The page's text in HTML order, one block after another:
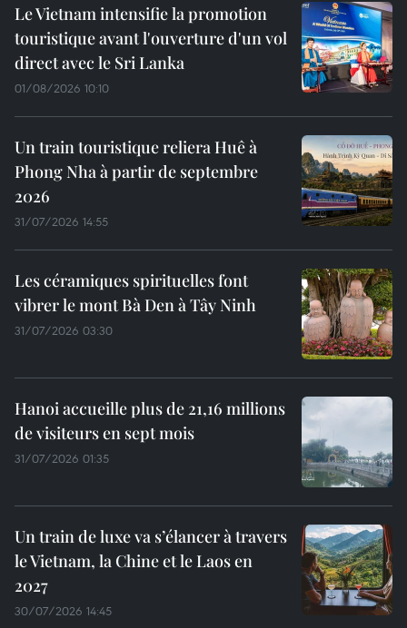
Le Vietnam intensifie la promotion
touristique avant l'ouverture d'un vol
direct avec le Sri Lanka
01/08/2026 10:10
Un train touristique reliera Huê à
Phong Nha à partir de septembre
2026
31/07/2026 14:55
Les céramiques spirituelles font
vibrer le mont Bà Den à Tây Ninh
31/07/2026 03:30
Hanoi accueille plus de 21,16 millions
de visiteurs en sept mois ​
31/07/2026 01:35
Un train de luxe va s’élancer à travers
le Vietnam, la Chine et le Laos en
2027
30/07/2026 14:45